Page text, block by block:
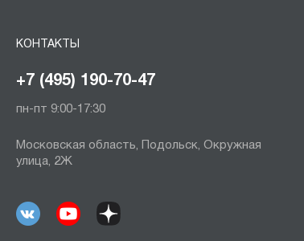
КОНТАКТЫ
+7 (495) 190-70-47
пн-пт 9:00-17:30
Московская область, Подольск, Окружная
улица, 2Ж